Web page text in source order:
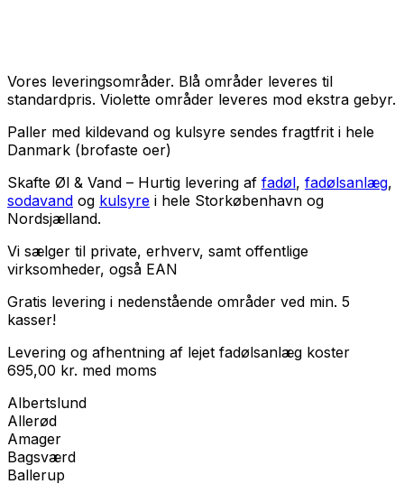
Vores leveringsområder. Blå områder leveres til
standardpris. Violette områder leveres mod ekstra gebyr.
Paller med kildevand og kulsyre sendes fragtfrit i hele
Danmark (brofaste oer)
Skafte Øl & Vand – Hurtig levering af fadøl, fadølsanlæg,
sodavand og kulsyre i hele Storkøbenhavn og
Nordsjælland.
Vi sælger til private, erhverv, samt offentlige
virksomheder, også EAN
Gratis levering i nedenstående områder ved min. 5
kasser!
Levering og afhentning af lejet fadølsanlæg koster
695,00 kr. med moms
Albertslund
Allerød
Amager
Bagsværd
Ballerup